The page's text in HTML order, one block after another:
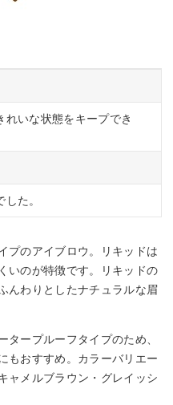
れいな状態をキープでき
た。
プのアイブロウ。リキッドは
いのが特徴です。リキッドの
んわりとしたナチュラルな眉
ープルーフタイプのため、
もおすすめ。カラーバリエー
ャメルブラウン・グレイッシ